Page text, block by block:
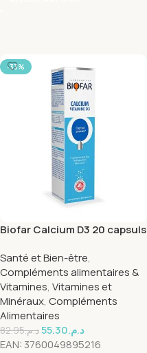
-33%
Biofar Calcium D3 20 capsuls
Santé et Bien-être,
Compléments alimentaires &
Vitamines, Vitamines et
Minéraux, Compléments
Alimentaires
د.م.82.95 د.م.55.30
EAN: 3760049895216